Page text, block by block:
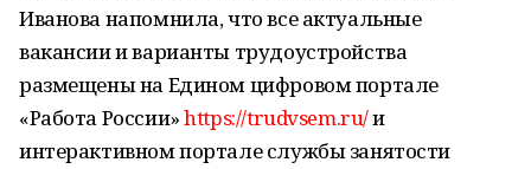
Иванова напомнила, что все актуальные
вакансии и варианты трудоустройства
размещены на Едином цифровом портале
«Работа России»https://trudvsem.ru/и
интерактивном портале службы занятости